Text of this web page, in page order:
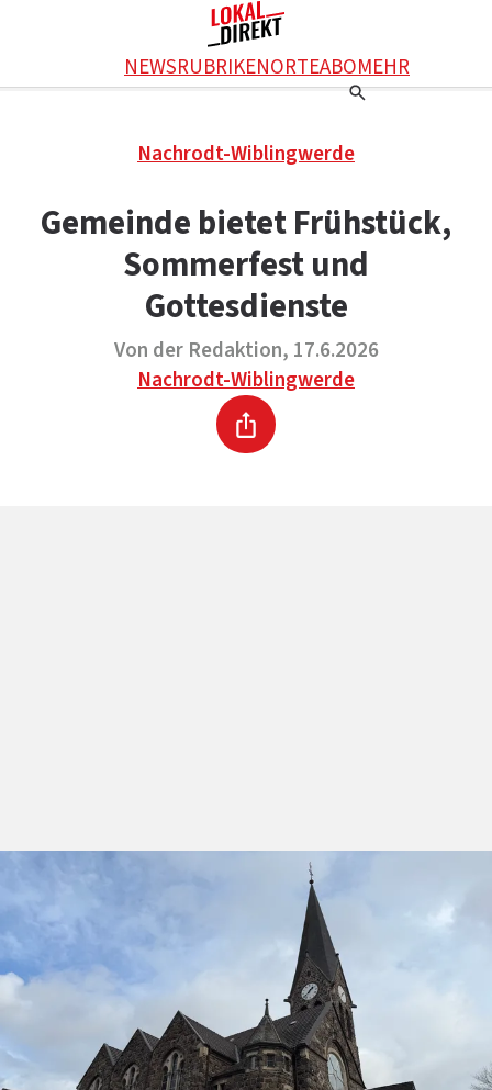
NEWSRUBRIKENORTEABOMEHR
Einstellungen
Werbung schalten
Kontakt
KONTAKT
DAS TEAM
Nachrodt-Wiblingwerde
Gemeinde bietet Frühstück,
Sommerfest und
Gottesdienste
Von der Redaktion, 17.6.2026
Nachrodt-Wiblingwerde
Drucken